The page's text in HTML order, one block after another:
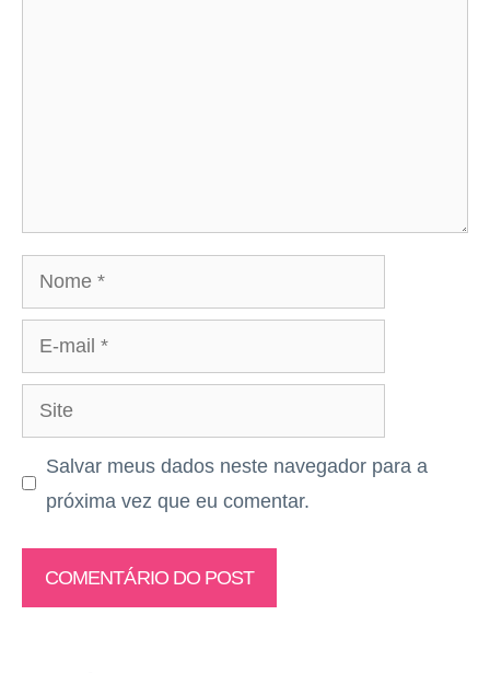
Nome
mail
Site
Salvar meus dados neste navegador para a
próxima vez que eu comentar.